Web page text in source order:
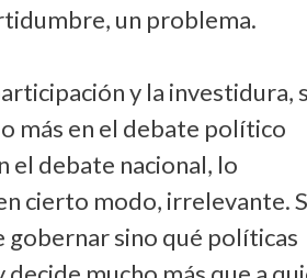
un problema.
y la investidura,
más en el debate político
el debate nacional, lo
cierto modo, irrelevante.
gobernar sino qué políticas